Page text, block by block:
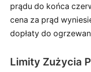
prądu do końca
cena za prąd
dopłaty do
Limity Zużycia